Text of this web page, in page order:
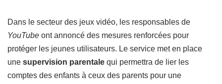
Dans le secteur des jeux vidéo, les responsables de
YouTube ont annoncé des mesures renforcées pour
protéger les jeunes utilisateurs. Le service met en place
une supervision parentale qui permettra de lier les
comptes des enfants à ceux des parents pour une